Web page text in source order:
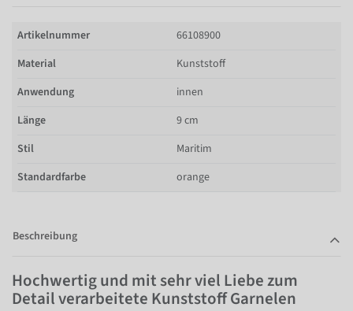
Artikelnummer
66108900
Material
Kunststoff
Anwendung
innen
Länge
9 cm
Stil
Maritim
Standardfarbe
orange
Beschreibung
Hochwertig und mit sehr viel Liebe zum
Detail verarbeitete Kunststoff Garnelen